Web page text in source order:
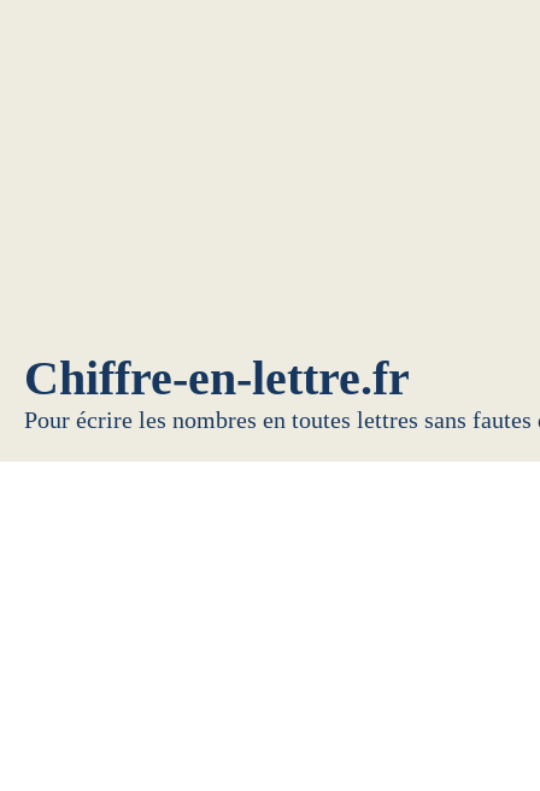
Chiffre-en-lettre.fr
Pour écrire les nombres en toutes lettres sans